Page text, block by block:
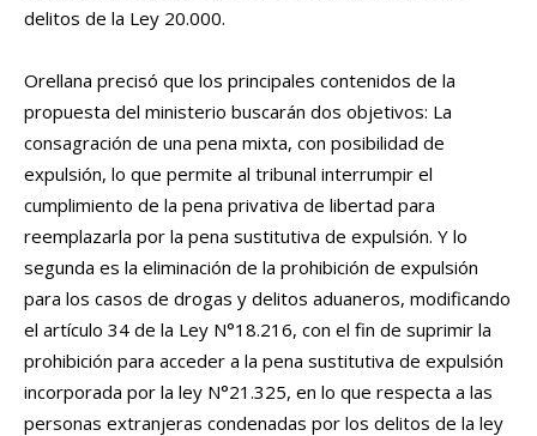
delitos de la Ley 20.000.
Orellana precisó que los principales contenidos de la
propuesta del ministerio buscarán dos objetivos: La
consagración de una pena mixta, con posibilidad de
expulsión, lo que permite al tribunal interrumpir el
cumplimiento de la pena privativa de libertad para
reemplazarla por la pena sustitutiva de expulsión. Y lo
segunda es la eliminación de la prohibición de expulsión
para los casos de drogas y delitos aduaneros, modificando
el artículo 34 de la Ley N°18.216, con el fin de suprimir la
prohibición para acceder a la pena sustitutiva de expulsión
incorporada por la ley N°21.325, en lo que respecta a las
personas extranjeras condenadas por los delitos de la ley